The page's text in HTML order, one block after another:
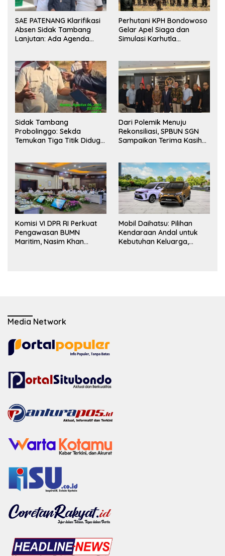
SAE PATENANG Klarifikasi
Absen Sidak Tambang
Lanjutan: Ada Agenda
Perhutani KPH Bondowoso
Gelar Apel Siaga dan
Simulasi Karhutla
Kesiapsiagaan Personel
Sidak Tambang
Probolinggo: Sekda
Temukan Tiga Titik Diduga
Dari Polemik Menuju
Rekonsiliasi, SPBUN SGN
Sampaikan Terima Kasih
Perselisihan
Komisi VI DPR RI Perkuat
Pengawasan BUMN
Maritim, Nasim Khan
Mobil Daihatsu: Pilihan
Kendaraan Andal untuk
Kebutuhan Keluarga,
Media Network